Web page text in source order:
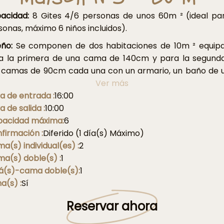
8 Gites 4/6 personas de unos 60m ² (ideal
máximo 6 niños incluidos).
Se componen de dos habitaciones de 10m ²
la primera de una cama de 140cm y para la
de 90cm cada una con un armario, un baño de
², un WC separada, y una cocina de planta abierta
hacia el salón comedor, toda una superficie total de 30
ofrece los accesorios interiores de las casas modernas
los electrodomésticos necesarios para
al máximo su estadía con incluyendo un
un microondas, un lavavajillas con
una lavadora en cada casa. El salón está equipado con
cama doble.
una terraza cubierta de más de 8m ² equipada
las comidas tiene una mampostería de
de garaje de 18m ² según disponibilidad.
Ver más
de entrada :16:00
de salida :10:00
máxima:6
:Diferido (1 día(s) Máximo)
individual(es) :2
doble(s) :1
cama doble(s):1
:Sí
Reservar ahoraplan_maison_60m2